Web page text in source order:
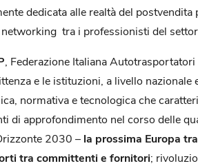
dedicata alle realtà del
tra i professionisti del
, Federazione Italiana
e le istituzioni, a livello
normativa e tecnologica che
di approfondimento nel corso delle
2030 – la prossima Europa
tra committenti e fornitori;